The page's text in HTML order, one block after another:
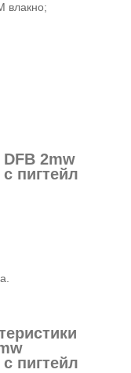
влакно;
2mw
пигтейл
пигтейл